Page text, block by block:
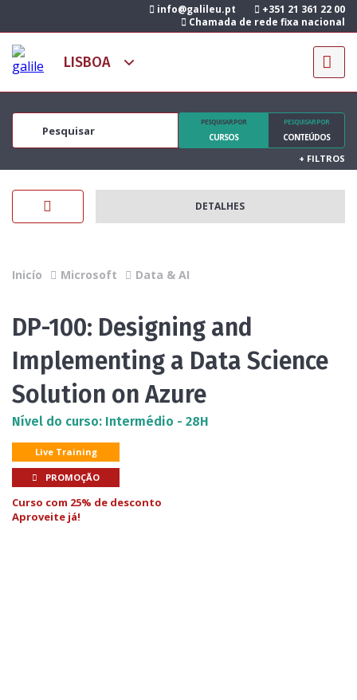
info@galileu.pt
+351 21 361 22 00
Chamada de rede fixa nacional
PESQUISAR POR
CURSOS
PESQUISAR POR
CONTEÚDOS
+ FILTROS
DETALHES
Inicío Microsoft Data & AI
DP-100: Designing and
Implementing a Data Science
Solution on Azure
Nível do curso: Intermédio - 28H
Live Training
PROMOÇÃO
Curso com 25% de desconto
Aproveite já!